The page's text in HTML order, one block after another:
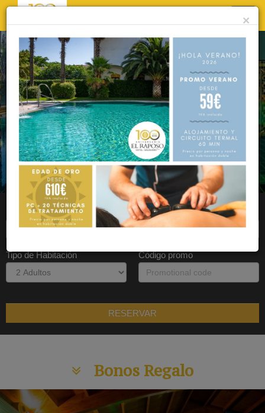
Entrada Salida
Tipo de Habitación Código promo
RESERVAR
×
Bonos Regalo